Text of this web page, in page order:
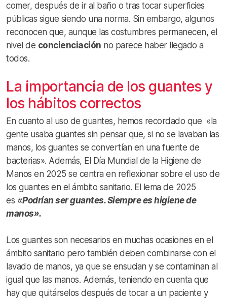
comer, después de ir al baño o tras tocar superficies
públicas sigue siendo una norma. Sin embargo, algunos
reconocen que, aunque las costumbres permanecen, el
nivel de concienciación no parece haber llegado a
todos.
La importancia de los guantes y
los hábitos correctos
En cuanto al uso de guantes, hemos recordado que «la
gente usaba guantes sin pensar que, si no se lavaban las
manos, los guantes se convertían en una fuente de
bacterias». Además, El Día Mundial de la Higiene de
Manos en 2025 se centra en reflexionar sobre el uso de
los guantes en el ámbito sanitario. El lema de 2025
es «Podrían ser guantes. Siempre es higiene de
manos».
Los guantes son necesarios en muchas ocasiones en el
ámbito sanitario pero también deben combinarse con el
lavado de manos, ya que se ensucian y se contaminan al
igual que las manos. Además, teniendo en cuenta que
hay que quitárselos después de tocar a un paciente y